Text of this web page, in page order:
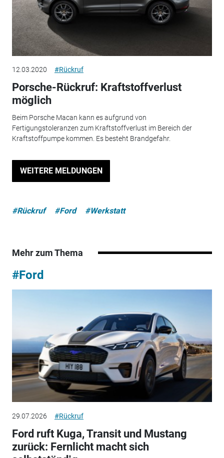
12.03.2020 #Rückruf
Porsche-Rückruf: Kraftstoffverlust
möglich
Beim Porsche Macan kann es aufgrund von
Fertigungstoleranzen zum Kraftstoffverlust im Bereich der
Kraftstoffpumpe kommen. Es besteht Brandgefahr.
WEITERE MELDUNGEN
#Rückruf #Ford #Werkstatt
Mehr zum Thema
#Ford
29.07.2026 #Rückruf
Ford ruft Kuga, Transit und Mustang
zurück: Fernlicht macht sich